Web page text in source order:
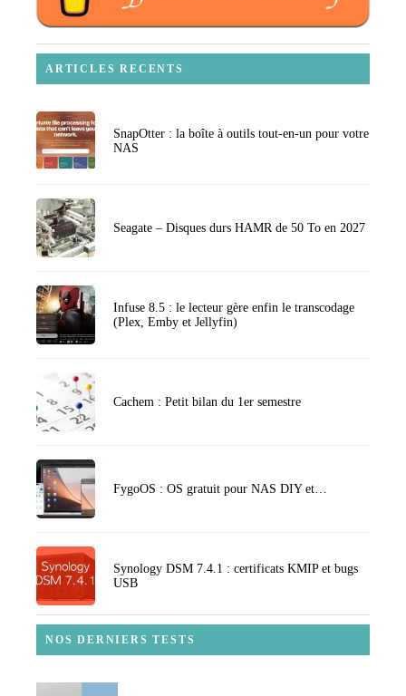
ARTICLES RECENTS
SnapOtter : la boîte à outils tout-en-un pour votre
NAS
Seagate – Disques durs HAMR de 50 To en 2027
Infuse 8.5 : le lecteur gère enfin le transcodage
(Plex, Emby et Jellyfin)
Cachem : Petit bilan du 1er semestre
FygoOS : OS gratuit pour NAS DIY et…
Synology DSM 7.4.1 : certificats KMIP et bugs
USB
NOS DERNIERS TESTS